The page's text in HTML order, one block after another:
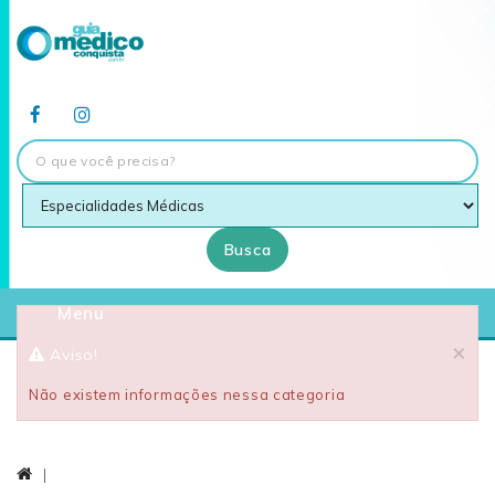
Busca
Menu
×
Aviso!
Não existem informações nessa categoria